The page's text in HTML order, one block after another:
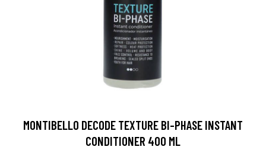
MONTIBELLO DECODE TEXTURE BI-PHASE INSTANT
CONDITIONER 400 ML